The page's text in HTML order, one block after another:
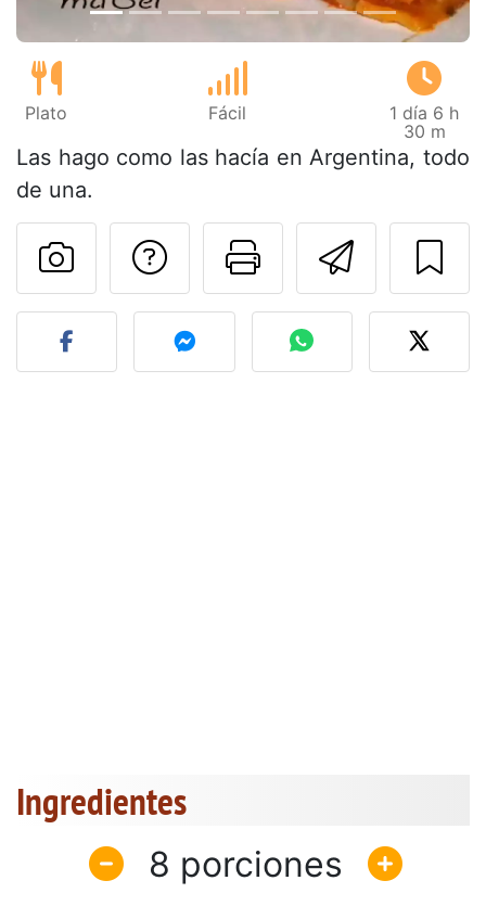
Plato Fácil
1 día 6 h
30 m
Las hago como las hacía en Argentina, todo
de una.
Imprimir
Preguntar al autor
Publicar la foto de esta
Ingredientes
8